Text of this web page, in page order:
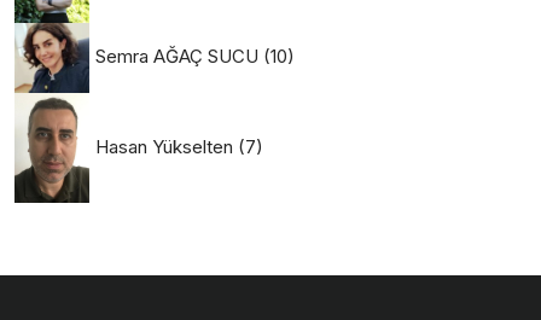
Semra AĞAÇ SUCU (10)
Hasan Yükselten (7)